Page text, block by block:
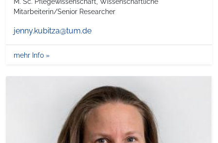
Mitarbeiterin/Senior Researcher
jenny.kubitza@tum.de
mehr Info »